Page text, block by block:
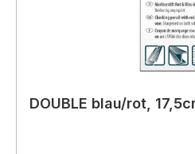
DOUBLE blau/rot,